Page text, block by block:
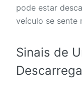
pode estar
veículo se sente
Sinais de